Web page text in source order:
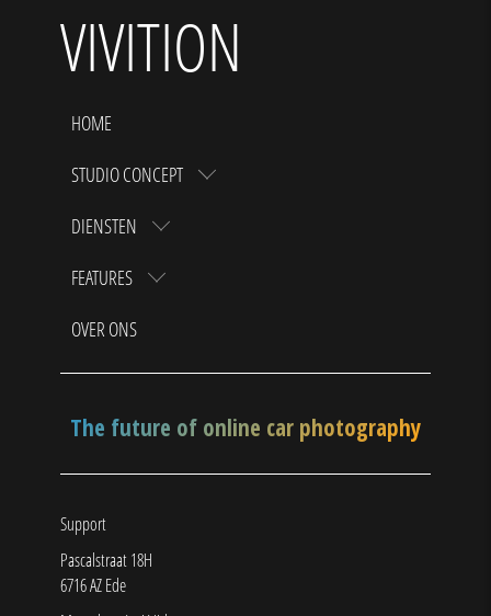
VIVITION
HOME
STUDIO CONCEPT
DIENSTEN
FEATURES
OVER ONS
The future of online car photography
Support
Pascalstraat 18H
6716 AZ Ede